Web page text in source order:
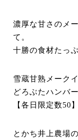
濃厚な甘さのメ
て。
十勝の食材たっ
雪蔵甘熟メーク
どろぶたハンバ
【各日限定数50】
とかち井上農場の